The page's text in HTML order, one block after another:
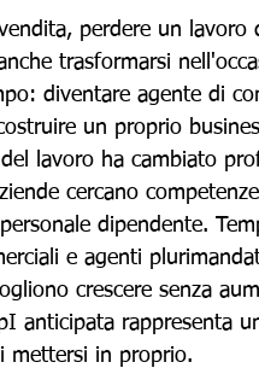
perdere un
trasformarsi
diventare agente di
un proprio
lavoro ha cambiato
cercano
dipendente.
e agenti
crescere senza
anticipata rappresenta
mettersi in proprio.